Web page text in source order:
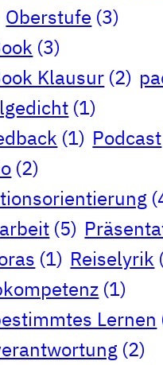
Oberstufe (3)
(3)
Klausur (2)
(1)
(1) Podcast
(2)
(5)
(1) Reiselyrik
(1)
Lernen
(2)